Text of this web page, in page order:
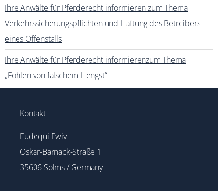
Ihre Anwälte für Pferderecht informieren zum Thema
Verkehrssicherungspflichten und Haftung des Betreibers
eines Offenstalls
Ihre Anwälte für Pferderecht informierenzum Thema
„Fohlen von falschem Hengst“
Kontakt
Eudequi Ewiv
Oskar-Barnack-Straße 1
35606 Solms / Germany